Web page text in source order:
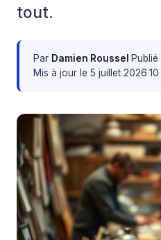
tout.
Par Damien Roussel·Publié
Mis à jour le 5 juillet 2026·